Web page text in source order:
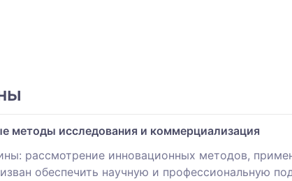
методы исследования и коммерциализация
рассмотрение инновационных методов,
обеспечить научную и профессиональную